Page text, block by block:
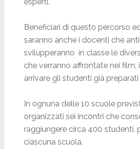
Beneficiari di questo percorso
saranno anche i docenti che
svilupperanno in classe le
che verranno affrontate nei
arrivare gli studenti già
In ognuna delle 10 scuole
organizzati sei incontri che
raggiungere circa 400 studenti,
ciascuna scuola.